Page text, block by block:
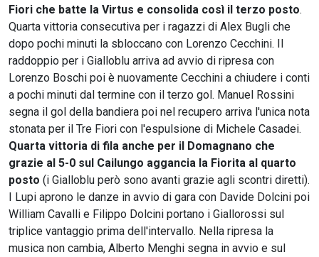
Fiori che batte la Virtus e consolida così il terzo posto.
Quarta vittoria consecutiva per i ragazzi di Alex Bugli che
dopo pochi minuti la sbloccano con Lorenzo Cecchini. Il
raddoppio per i Gialloblu arriva ad avvio di ripresa con
Lorenzo Boschi poi è nuovamente Cecchini a chiudere i conti
a pochi minuti dal termine con il terzo gol. Manuel Rossini
segna il gol della bandiera poi nel recupero arriva l'unica nota
stonata per il Tre Fiori con l'espulsione di Michele Casadei.
Quarta vittoria di fila anche per il Domagnano che
grazie al 5-0 sul Cailungo aggancia la Fiorita al quarto
posto (i Gialloblu però sono avanti grazie agli scontri diretti).
I Lupi aprono le danze in avvio di gara con Davide Dolcini poi
William Cavalli e Filippo Dolcini portano i Giallorossi sul
triplice vantaggio prima dell'intervallo. Nella ripresa la
musica non cambia, Alberto Menghi segna in avvio e sul